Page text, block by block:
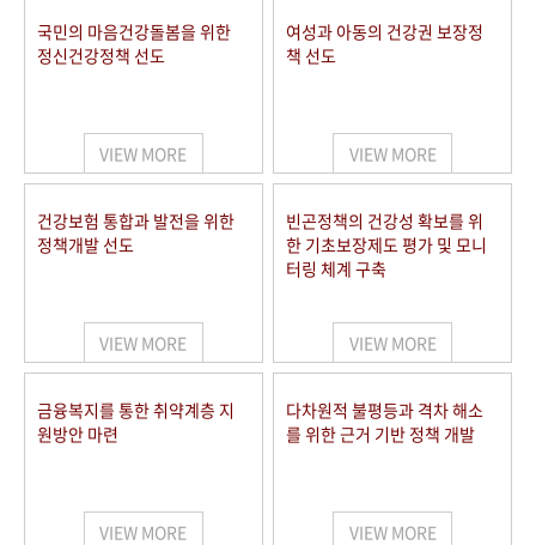
국민의 마음건강돌봄을 위한
정신건강정책 선도
VIEW MORE
여성과 아동의 건강권 보장정
책 선도
VIEW MORE
건강보험 통합과 발전을 위한
정책개발 선도
VIEW MORE
빈곤정책의 건강성 확보를 위
한 기초보장제도 평가 및 모니
터링 체계 구축
VIEW MORE
금융복지를 통한 취약계층 지
원방안 마련
VIEW MORE
다차원적 불평등과 격차 해소
를 위한 근거 기반 정책 개발
VIEW MORE